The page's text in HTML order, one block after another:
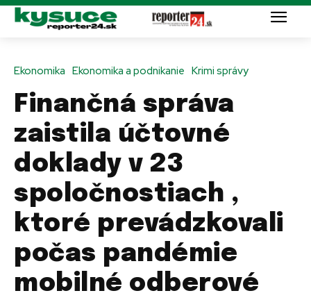
Ekonomika Ekonomika a podnikanie Krimi správy
Finančná správa
zaistila účtovné
doklady v 23
spoločnostiach ,
ktoré prevádzkovali
počas pandémie
mobilné odberové